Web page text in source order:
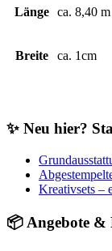
Länge ca. 8,40 m
Breite ca. 1cm
✨ Neu hier?
Kreativsets –
📦 Angebote &